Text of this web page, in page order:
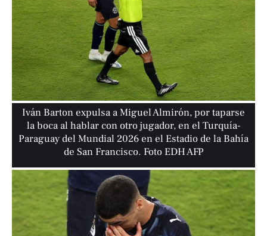
Iván Barton expulsa a Miguel Almirón, por taparse
la boca al hablar con otro jugador, en el Turquía-
Paraguay del Mundial 2026 en el Estadio de la Bahía
de San Francisco. Foto EDH AFP